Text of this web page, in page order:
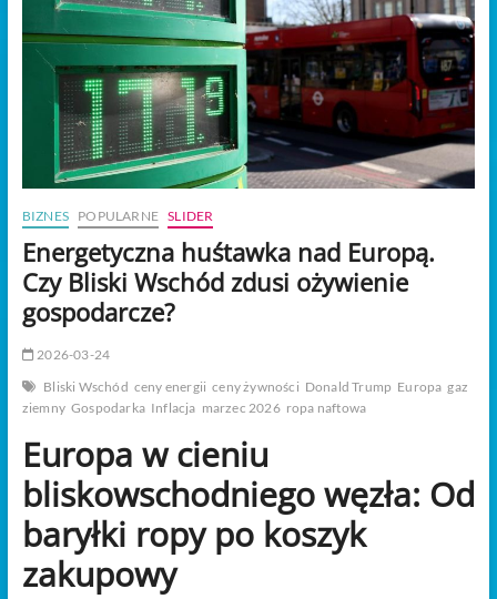
o
n
BIZNES POPULARNE SLIDER
Energetyczna huśtawka nad Europą.
Czy Bliski Wschód zdusi ożywienie
gospodarcze?
2026-03-24
Bliski Wschód ceny energii ceny żywności Donald Trump Europa gaz
ziemny Gospodarka Inflacja marzec 2026 ropa naftowa
Europa w cieniu
bliskowschodniego węzła: Od
baryłki ropy po koszyk
zakupowy